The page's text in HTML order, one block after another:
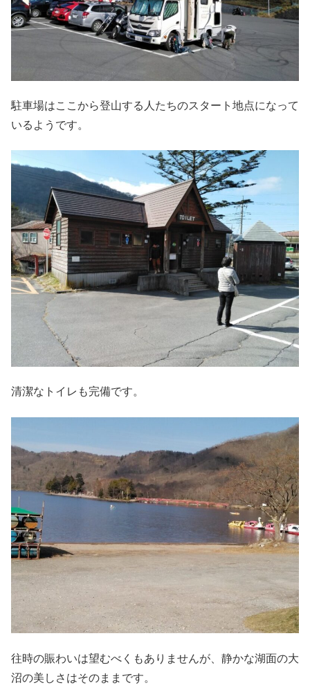
駐車場はここから登山する人たちのスタート地点になって
いるようです。
清潔なトイレも完備です。
往時の賑わいは望むべくもありませんが、静かな湖面の大
沼の美しさはそのままです。